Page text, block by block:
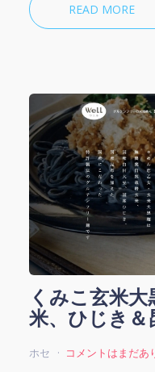
READ MORE
くみこ玄米
米、ひじき＆
ホセ コメントはまだあ